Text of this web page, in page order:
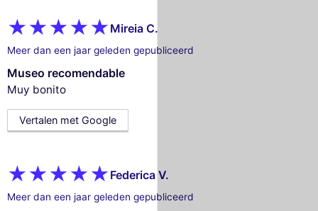
Mireia C.
Meer dan een jaar geleden gepubliceerd
Museo recomendable
Muy bonito
Vertalen met Google
Federica V.
Meer dan een jaar geleden gepubliceerd